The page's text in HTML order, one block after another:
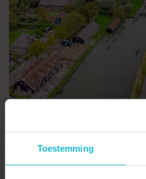
Toestemming
Deel dit